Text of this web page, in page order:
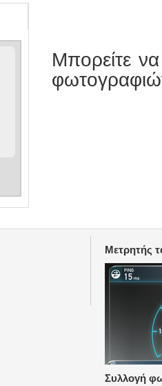
Μπορείτε
Μετρητής
Συλλογή